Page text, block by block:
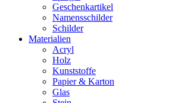
Geschenkartikel
Namensschilder
Schilder
Materialien
Acryl
Holz
Kunststoffe
Papier & Karton
Glas